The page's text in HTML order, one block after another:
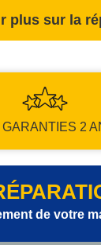
plus sur la
GARANTIES 2
de votre